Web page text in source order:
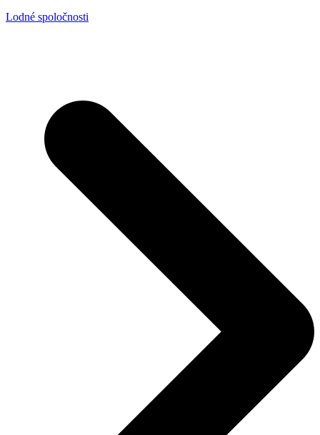
Lodné spoločnosti